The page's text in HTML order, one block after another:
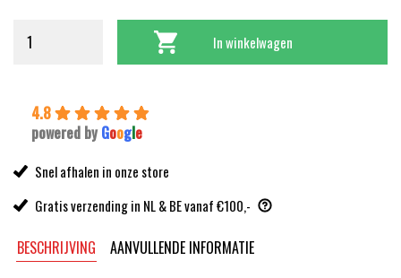
In winkelwagen
4.8
powered by Google
Snel afhalen in onze store
Gratis verzending in NL & BE vanaf €100,-
BESCHRIJVING AANVULLENDE INFORMATIE